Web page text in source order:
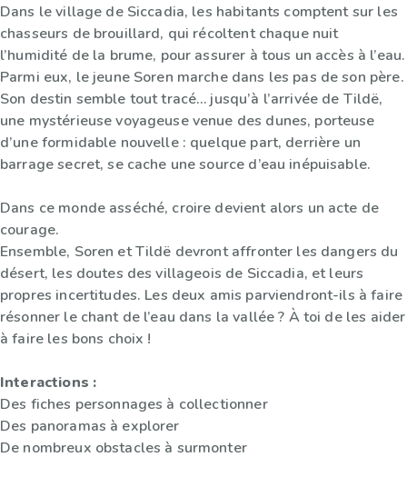
Dans le village de Siccadia, les habitants comptent sur les
chasseurs de brouillard, qui récoltent chaque nuit
l’humidité de la brume, pour assurer à tous un accès à l’eau.
Parmi eux, le jeune Soren marche dans les pas de son père.
Son destin semble tout tracé… jusqu’à l’arrivée de Tildë,
une mystérieuse voyageuse venue des dunes, porteuse
d’une formidable nouvelle : quelque part, derrière un
barrage secret, se cache une source d’eau inépuisable.
Dans ce monde asséché, croire devient alors un acte de
courage.
Ensemble, Soren et Tildë devront affronter les dangers du
désert, les doutes des villageois de Siccadia, et leurs
propres incertitudes. Les deux amis parviendront-ils à faire
résonner le chant de l’eau dans la vallée ? À toi de les aider
à faire les bons choix !
Interactions :
Des fiches personnages à collectionner
Des panoramas à explorer
De nombreux obstacles à surmonter